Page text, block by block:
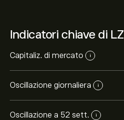
Indicatori chiave di LZ
Capitaliz. di mercato i
Oscillazione giornaliera i
Oscillazione a 52 sett. i